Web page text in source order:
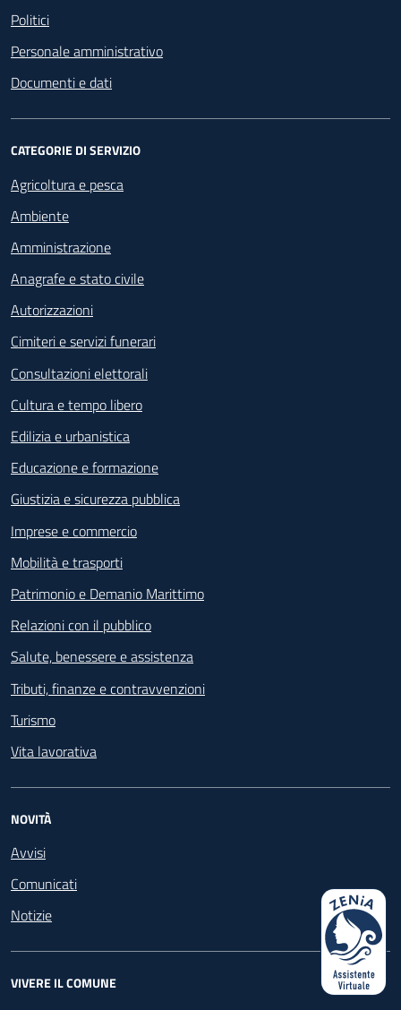
Politici
Personale amministrativo
Documenti e dati
CATEGORIE DI SERVIZIO
Agricoltura e pesca
Ambiente
Amministrazione
Anagrafe e stato civile
Autorizzazioni
Cimiteri e servizi funerari
Consultazioni elettorali
Cultura e tempo libero
Edilizia e urbanistica
Educazione e formazione
Giustizia e sicurezza pubblica
Imprese e commercio
Mobilità e trasporti
Patrimonio e Demanio Marittimo
Relazioni con il pubblico
Salute, benessere e assistenza
Tributi, finanze e contravvenzioni
Turismo
Vita lavorativa
NOVITÀ
Avvisi
Comunicati
Notizie
VIVERE IL COMUNE